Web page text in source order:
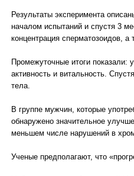
Результаты эксперимента
началом испытаний и спустя 3
концентрация сперматозоидов,
Промежуточные итоги
активность и витальность.
тела.
В группе мужчин, которые
обнаружено значительное
меньшем числе нарушений в
Ученые предполагают, что